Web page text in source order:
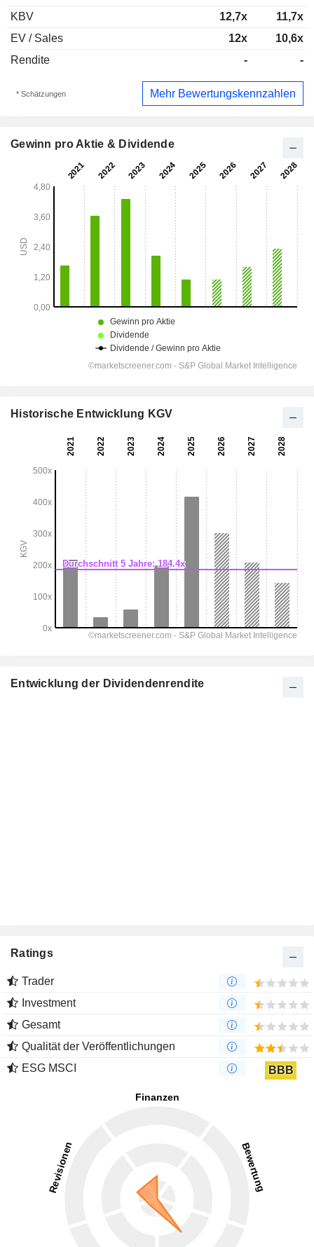
KBV
12,7x
11,7x
EV / Sales
12x
10,6x
Rendite
- -
* Schätzungen Mehr Bewertungskennzahlen
Gewinn pro Aktie & Dividende
Historische Entwicklung KGV
Entwicklung der Dividendenrendite
Ratings
Trader
Investment
Gesamt
Qualität der Veröffentlichungen
ESG MSCI
BBB